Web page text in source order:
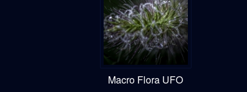
Macro Flora UFO